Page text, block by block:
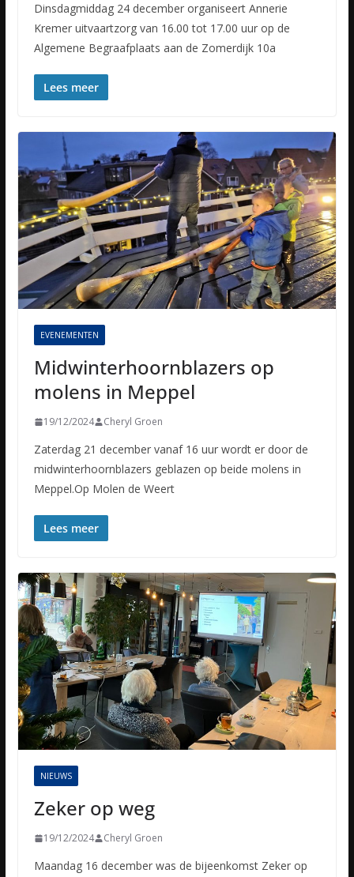
Dinsdagmiddag 24 december organiseert Annerie
Kremer uitvaartzorg van 16.00 tot 17.00 uur op de
Algemene Begraafplaats aan de Zomerdijk 10a
Lees meer
EVENEMENTEN
Midwinterhoornblazers op
molens in Meppel
19/12/2024 Cheryl Groen
Zaterdag 21 december vanaf 16 uur wordt er door de
midwinterhoornblazers geblazen op beide molens in
Meppel.Op Molen de Weert
Lees meer
NIEUWS
Zeker op weg
19/12/2024 Cheryl Groen
Maandag 16 december was de bijeenkomst Zeker op